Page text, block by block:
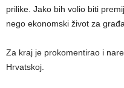
prilike. Jako bih volio biti
nego ekonomski život za
Za kraj je prokomentirao i
Hrvatskoj.